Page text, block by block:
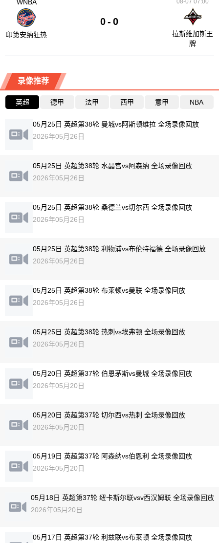
WNBA
印第安纳狂热
0 - 0
08-07 07:00
拉斯维加斯王
牌
录像推荐
英超 德甲 法甲 西甲 意甲 NBA
05月25日 英超第38轮 曼城vs阿斯顿维拉 全场录像回放
2026年05月26日
05月25日 英超第38轮 水晶宫vs阿森纳 全场录像回放
2026年05月26日
05月25日 英超第38轮 桑德兰vs切尔西 全场录像回放
2026年05月26日
05月25日 英超第38轮 利物浦vs布伦特福德 全场录像回放
2026年05月26日
05月25日 英超第38轮 布莱顿vs曼联 全场录像回放
2026年05月26日
05月25日 英超第38轮 热刺vs埃弗顿 全场录像回放
2026年05月26日
05月20日 英超第37轮 伯恩茅斯vs曼城 全场录像回放
2026年05月20日
05月20日 英超第37轮 切尔西vs热刺 全场录像回放
2026年05月20日
05月19日 英超第37轮 阿森纳vs伯恩利 全场录像回放
2026年05月20日
05月18日 英超第37轮 纽卡斯尔联vsv西汉姆联 全场录像回放
2026年05月20日
05月17日 英超第37轮 利兹联vs布莱顿 全场录像回放